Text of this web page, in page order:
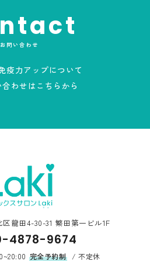
お問い合わせ
疫力アップについて
わせはこちらから
龍田4-30-31 繁田第一ビル1F
4878-9674
完全予約制 / 不定休